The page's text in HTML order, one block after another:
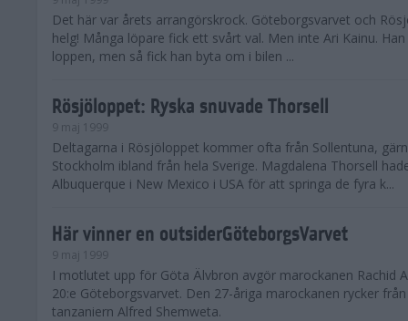
Det här var årets arrangörskrock. Göteborgsvarvet och
helg! Många löpare fick ett svårt val. Men inte Ari Kainu.
loppen, men så fick han byta om i bilen ...
Rösjöloppet: Ryska snuvade Thorsell
9 maj 1999
Deltagarna i Rösjöloppet kommer ofta från Sollentuna,
Stockholm ibland från hela Sverige. Magdalena Thorsell
Albuquerque i New Mexico i USA för att springa de fyra k...
Här vinner en outsiderGöteborgsVarvet
9 maj 1999
I motlutet upp för Göta Älvbron avgör marockanen Rachid
20:e Göteborgsvarvet. Den 27-åriga marockanen rycker
tanzaniern Alfred Shemweta.